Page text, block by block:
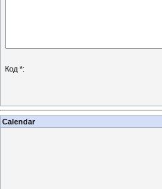
Код *:
Calendar